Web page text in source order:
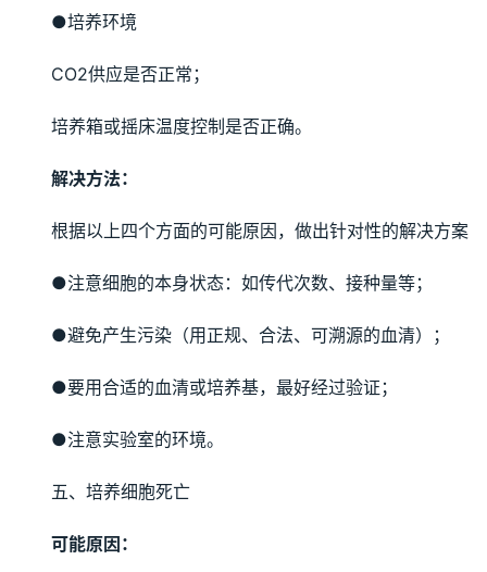
●培养环境
CO2供应是否正常；
培养箱或摇床温度控制是否正确。
解决方法：
根据以上四个方面的可能原因，做出针对性的解决方案
●注意细胞的本身状态：如传代次数、接种量等；
●避免产生污染（用正规、合法、可溯源的血清）；
●要用合适的血清或培养基，最好经过验证；
●注意实验室的环境。
五、培养细胞死亡
可能原因：